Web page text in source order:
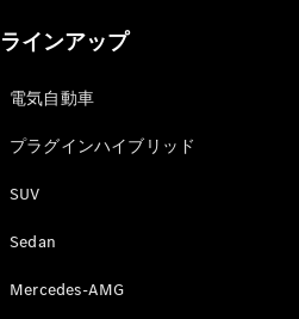
All SUV
EQA
EQE
SUV
EQS
SUV
電気
GLB
ラインアップ
電気自動車
プラグインハイブリッド
SUV
Sedan
Mercedes-AMG